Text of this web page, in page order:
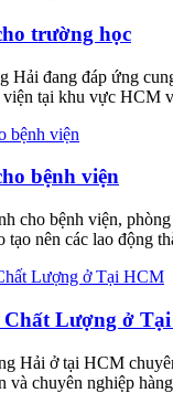
trường học
Hải đang đáp ứng
viện tại khu vực HCM
bệnh viện
cho bệnh viện,
tạo nên các lao động
Chất Lượng ở
Hải ở tại HCM
và chuyên nghiệp